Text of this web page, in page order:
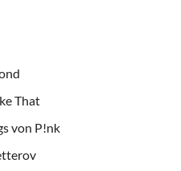
That
von P!nk